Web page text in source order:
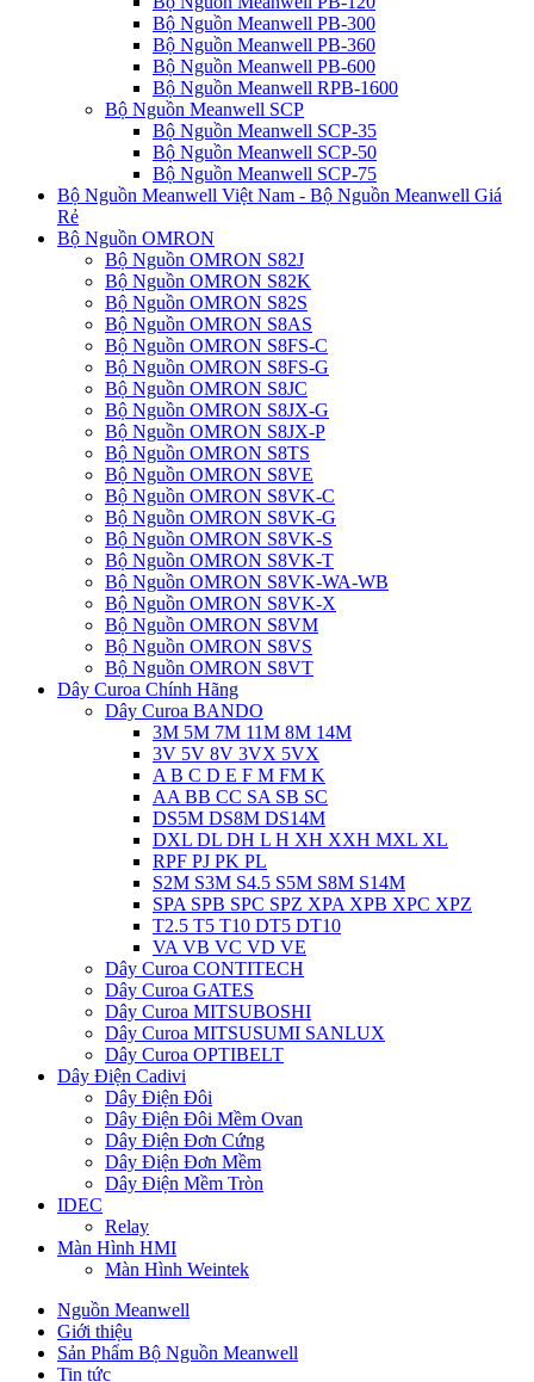
Bộ Nguồn Meanwell PB-300
Bộ Nguồn Meanwell PB-360
Bộ Nguồn Meanwell PB-600
Bộ Nguồn Meanwell RPB-1600
Bộ Nguồn Meanwell SCP
Bộ Nguồn Meanwell SCP-35
Bộ Nguồn Meanwell SCP-50
Bộ Nguồn Meanwell SCP-75
Bộ Nguồn Meanwell Việt Nam - Bộ Nguồn Meanwell Giá
Rẻ
Bộ Nguồn OMRON
Bộ Nguồn OMRON S82J
Bộ Nguồn OMRON S82K
Bộ Nguồn OMRON S82S
Bộ Nguồn OMRON S8AS
Bộ Nguồn OMRON S8FS-C
Bộ Nguồn OMRON S8FS-G
Bộ Nguồn OMRON S8JC
Bộ Nguồn OMRON S8JX-G
Bộ Nguồn OMRON S8JX-P
Bộ Nguồn OMRON S8TS
Bộ Nguồn OMRON S8VE
Bộ Nguồn OMRON S8VK-C
Bộ Nguồn OMRON S8VK-G
Bộ Nguồn OMRON S8VK-S
Bộ Nguồn OMRON S8VK-T
Bộ Nguồn OMRON S8VK-WA-WB
Bộ Nguồn OMRON S8VK-X
Bộ Nguồn OMRON S8VM
Bộ Nguồn OMRON S8VS
Bộ Nguồn OMRON S8VT
Dây Curoa Chính Hãng
Dây Curoa BANDO
3M 5M 7M 11M 8M 14M
3V 5V 8V 3VX 5VX
A B C D E F M FM K
AA BB CC SA SB SC
DS5M DS8M DS14M
DXL DL DH L H XH XXH MXL XL
RPF PJ PK PL
S2M S3M S4.5 S5M S8M S14M
SPA SPB SPC SPZ XPA XPB XPC XPZ
T2.5 T5 T10 DT5 DT10
VA VB VC VD VE
Dây Curoa CONTITECH
Dây Curoa GATES
Dây Curoa MITSUBOSHI
Dây Curoa MITSUSUMI SANLUX
Dây Curoa OPTIBELT
Dây Điện Cadivi
Dây Điện Đôi
Dây Điện Đôi Mềm Ovan
Dây Điện Đơn Cứng
Dây Điện Đơn Mềm
Dây Điện Mềm Tròn
IDEC
Relay
Màn Hình HMI
Màn Hình Weintek
Nguồn Meanwell
Giới thiệu
Sản Phẩm Bộ Nguồn Meanwell
Tin tức